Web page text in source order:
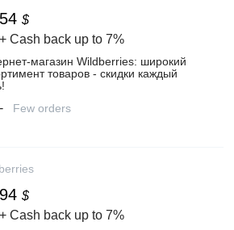
$
+ Cash back up to 7%
Wildberries: широкий
товаров - скидки каждый
- Few orders
$
+ Cash back up to 7%